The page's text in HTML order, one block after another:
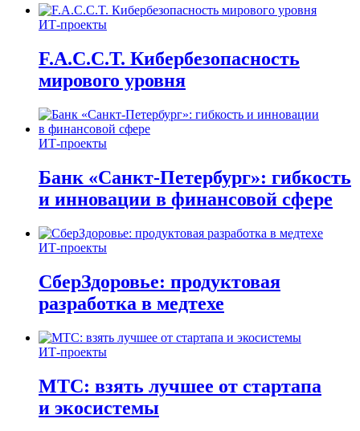
ИТ-проекты
F.A.C.C.T. Кибербезопасность
мирового уровня
ИТ-проекты
Банк «Санкт-Петербург»: гибкость
и инновации в финансовой сфере
ИТ-проекты
СберЗдоровье: продуктовая
разработка в медтехе
ИТ-проекты
МТС: взять лучшее от стартапа
и экосистемы